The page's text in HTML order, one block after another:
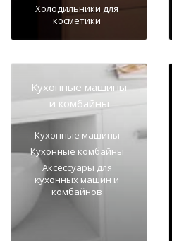
Холодильники для
косметики
Кухонные машины
и комбайны
Кухонные машины
Кухонные комбайны
Аксессуары для
кухонных машин и
комбайнов